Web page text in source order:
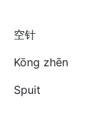
空针
Kōng zhēn
Spuit